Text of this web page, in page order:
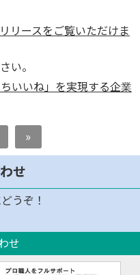
リースをご覧いただけま
い。
いいね」を実現する企業
»
せ
うぞ！
せ